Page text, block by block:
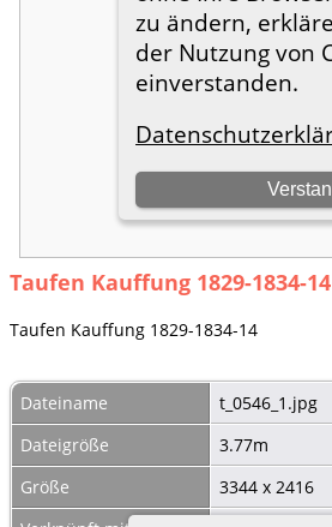
Taufen Kauffung 1829-1834-14
Taufen Kauffung 1829-1834-14
Dateiname
t_0546_1.jpg
Dateigröße
3.77m
Größe
3344 x 2416